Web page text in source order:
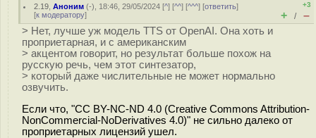
2.19 ,Аноним (-), 18:46, 29/05/2024 [^] [^^] [^^^] [ответить]
[к модератору]
+3
+ / –
> Нет, лучше уж модель TTS от OpenAI. Она хоть и
проприетарная, и с американским
> акцентом говорит, но результат больше похож на
русскую речь, чем этот синтезатор,
> который даже числительные не может нормально
озвучить.
Если что, "CC BY-NC-ND 4.0 (Creative Commons Attribution-
NonCommercial-NoDerivatives 4.0)" не сильно далеко от
проприетарных лицензий ушел.